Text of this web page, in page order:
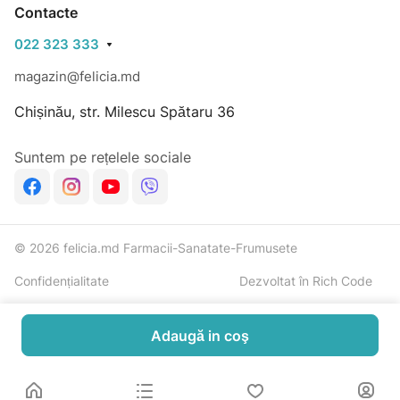
Contacte
022 323 333
magazin@felicia.md
Chișinău, str. Milescu Spătaru 36
Suntem pe rețelele sociale
© 2026 felicia.md Farmacii-Sanatate-Frumusete
Confidențialitate Dezvoltat în Rich Code
Adaugă in coş